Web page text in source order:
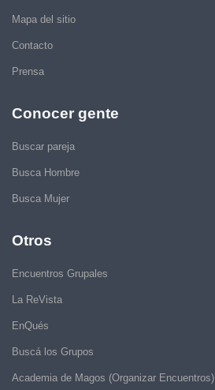
Mapa del sitio
Contacto
Prensa
Conocer gente
Buscar pareja
Busca Hombre
Busca Mujer
Otros
Encuentros Grupales
La ReVista
EnQués
Buscá los Grupos
Academia de Magos (Organizar Encuentros)